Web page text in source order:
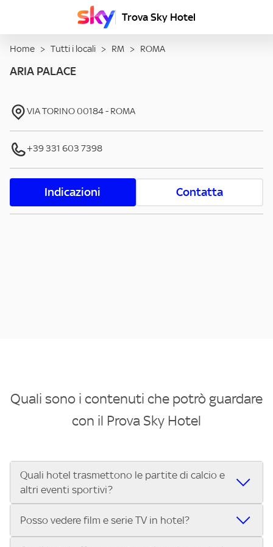
Trova Sky Hotel
Home > Tutti i locali > RM > ROMA
ARIA PALACE
VIA TORINO 00184- ROMA
+39 331 603 7398
Indicazioni Contatta
Quali sono i contenuti che potrò guardare
con il Prova Sky Hotel
Quali hotel trasmettono le partite di calcio e
altri eventi sportivi?
Se cerchi un hotel dove poter vedere le partite di Serie A,
Posso vedere film e serie TV in hotel?